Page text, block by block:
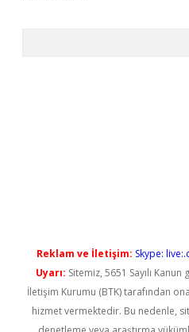
Reklam ve İletişim: Skype:
Uyarı: Sitemiz, 5651 Sayılı
İletişim Kurumu (BTK) tarafından
hizmet vermektedir. Bu nedenle,